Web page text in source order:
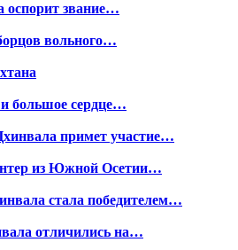
оспорит звание…
вольного…
сердце…
примет участие…
из Южной Осетии…
стала победителем…
отличились на…